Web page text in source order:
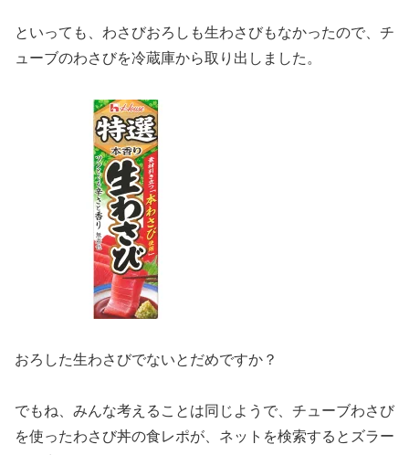
といっても、わさびおろしも生わさびもなかったので、チ
ューブのわさびを冷蔵庫から取り出しました。
おろした生わさびでないとだめですか？
でもね、みんな考えることは同じようで、チューブわさび
を使ったわさび丼の食レポが、ネットを検索するとズラー